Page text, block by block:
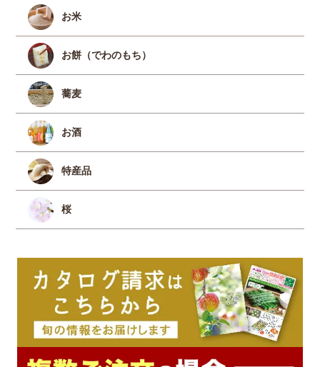
お米
お餅（でわのもち）
蕎麦
お酒
特産品
桜